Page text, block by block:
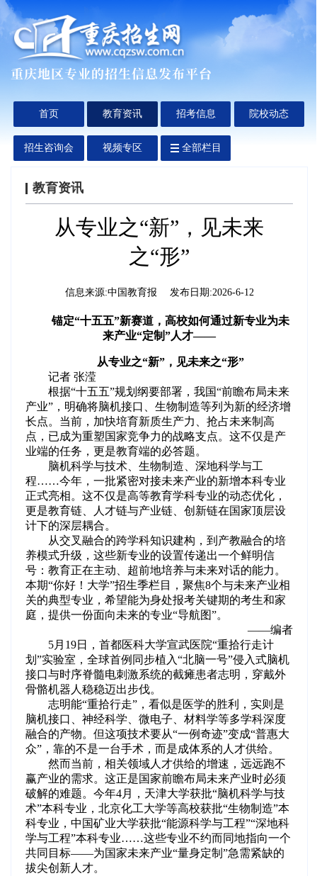
首页 教育资讯 招考信息 院校动态
招生咨询会 视频专区 全部栏目
教育资讯
从专业之“新”，见未来
之“形”
信息来源:中国教育报 发布日期:2026-6-12
锚定“十五五”新赛道，高校如何通过新专业为未
来产业“定制”人才——
从专业之“新”，见未来之“形”
记者 张滢
根据“十五五”规划纲要部署，我国“前瞻布局未来
产业”，明确将脑机接口、生物制造等列为新的经济增
长点。当前，加快培育新质生产力、抢占未来制高
点，已成为重塑国家竞争力的战略支点。这不仅是产
业端的任务，更是教育端的必答题。
脑机科学与技术、生物制造、深地科学与工
程……今年，一批紧密对接未来产业的新增本科专业
正式亮相。这不仅是高等教育学科专业的动态优化，
更是教育链、人才链与产业链、创新链在国家顶层设
计下的深层耦合。
从交叉融合的跨学科知识建构，到产教融合的培
养模式升级，这些新专业的设置传递出一个鲜明信
号：教育正在主动、超前地培养与未来对话的能力。
本期“你好！大学”招生季栏目，聚焦8个与未来产业相
关的典型专业，希望能为身处报考关键期的考生和家
庭，提供一份面向未来的专业“导航图”。
——编者
5月19日，首都医科大学宣武医院“重拾行走计
划”实验室，全球首例同步植入“北脑一号”侵入式脑机
接口与时序脊髓电刺激系统的截瘫患者志明，穿戴外
骨骼机器人稳稳迈出步伐。
志明能“重拾行走”，看似是医学的胜利，实则是
脑机接口、神经科学、微电子、材料学等多学科深度
融合的产物。但这项技术要从“一例奇迹”变成“普惠大
众”，靠的不是一台手术，而是成体系的人才供给。
然而当前，相关领域人才供给的增速，远远跑不
赢产业的需求。这正是国家前瞻布局未来产业时必须
破解的难题。今年4月，天津大学获批“脑机科学与技
术”本科专业，北京化工大学等高校获批“生物制造”本
科专业，中国矿业大学获批“能源科学与工程”“深地科
学与工程”本科专业……这些专业不约而同地指向一个
共同目标——为国家未来产业“量身定制”急需紧缺的
拔尖创新人才。